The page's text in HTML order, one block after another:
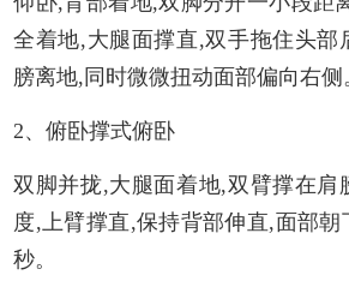
全着地,大腿面撑直,双手拖住头部
膀离地,同时微微扭动面部偏向右侧
2、俯卧撑式俯卧
双脚并拢,大腿面着地,双臂撑在肩
度,上臂撑直,保持背部伸直,面部朝
秒。